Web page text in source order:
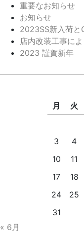
重要なお知らせ
お知らせ
2023SS新入荷と
店内改装工事に
2023 謹賀新年
月 火
3
4
10
11
17
18
24
25
31
« 6月